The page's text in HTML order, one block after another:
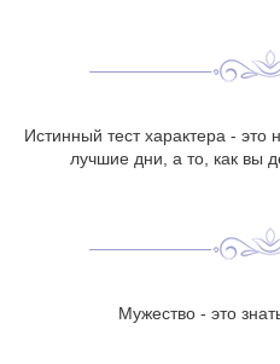
Истинный тест характера - это
лучшие дни, а то, как вы
Мужество - это